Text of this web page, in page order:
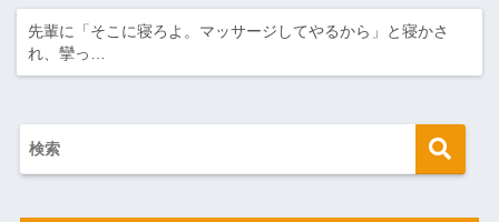
先輩に「そこに寝ろよ。マッサージしてやるから」と寝かさ
れ、攣っ…